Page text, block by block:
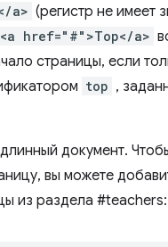
a> (регистр не имеет
<a href="#">Top</a>
страницы, если
top ,
документ.
вы можете
из раздела #teachers: